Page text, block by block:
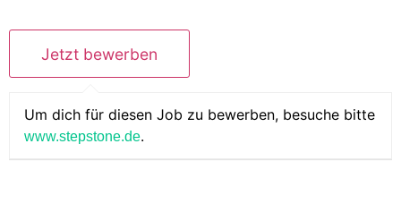
Um dich für diesen Job zu bewerben, besuche bitte
www.stepstone.de.